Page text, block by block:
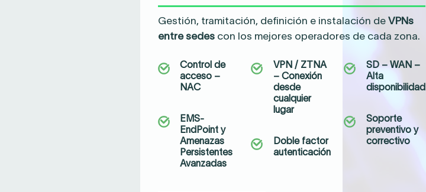
Gestión, tramitación, definición e instalación de VPNs
entre sedes con los mejores operadores de cada zona.
Control de
acceso –
NAC
EMS-
EndPoint y
Amenazas
Persistentes
Avanzadas
VPN / ZTNA
– Conexión
desde
cualquier
lugar
Doble factor
autenticación
SD – WAN –
Alta
disponibilidad
Soporte
preventivo y
correctivo